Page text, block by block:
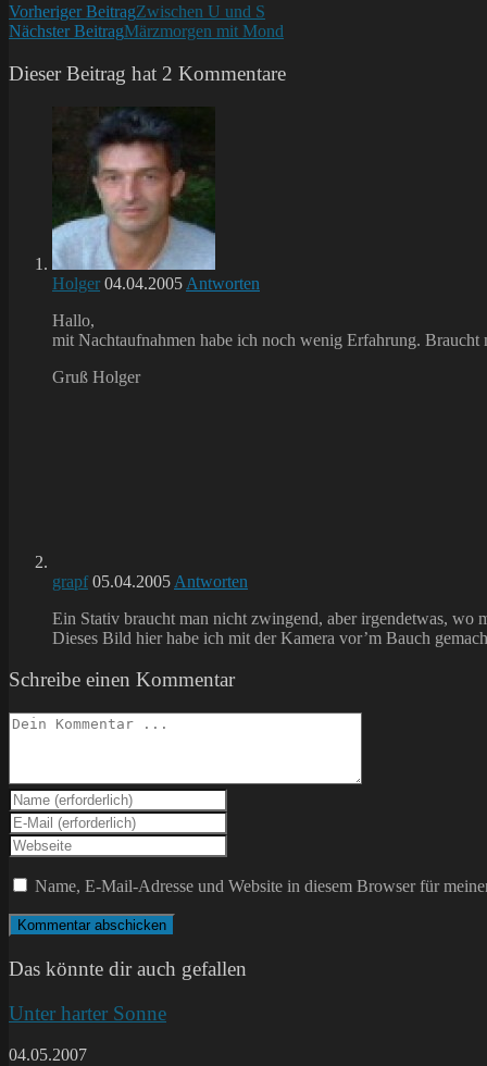
Weitere
Artikel
ansehen
Vorheriger BeitragZwischen U und S
Nächster BeitragMärzmorgen mit Mond
Dieser Beitrag hat 2 Kommentare
Holger 04.04.2005 Antworten
Hallo,
mit Nachtaufnahmen habe ich noch wenig Erfahrung.
Gruß Holger
grapf 05.04.2005 Antworten
Ein Stativ braucht man nicht zwingend, aber irgendetwas, wo
Dieses Bild hier habe ich mit der Kamera vor’m Bauch
Schreibe einen Kommentar
Kommentieren
Gib
deinen
Namen
oder
Benutzernamen
zum
Kommentieren
ein
Gib
deine
E-
Mail-
Adresse
zum
Kommentieren
Gib
deine
Website-
ein
(optional)
Name, E-Mail-Adresse und Website in diesem Browser für
Das könnte dir auch gefallen
Unter harter Sonne
04.05.2007